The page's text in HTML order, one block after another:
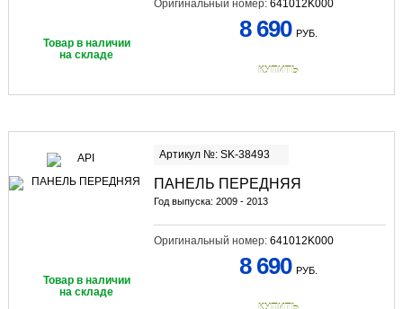
Оригинальный номер: 641012K000
Товар в наличии
на складе
8 690 РУБ.
КУПИТЬ
Артикул №: SK-38493
ПАНЕЛЬ ПЕРЕДНЯЯ
Год выпуска: 2009 - 2013
Оригинальный номер: 641012K000
Товар в наличии
на складе
8 690 РУБ.